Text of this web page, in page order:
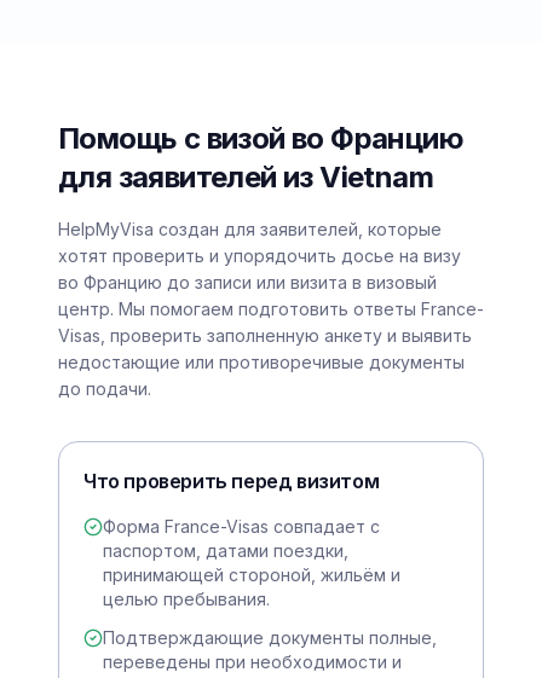
Помощь с визой во Францию
для заявителей из Vietnam
HelpMyVisa создан для заявителей, которые
хотят проверить и упорядочить досье на визу
во Францию до записи или визита в визовый
центр. Мы помогаем подготовить ответы France-
Visas, проверить заполненную анкету и выявить
недостающие или противоречивые документы
до подачи.
Что проверить перед визитом
Форма France-Visas совпадает с
паспортом, датами поездки,
принимающей стороной, жильём и
целью пребывания.
Подтверждающие документы полные,
переведены при необходимости и